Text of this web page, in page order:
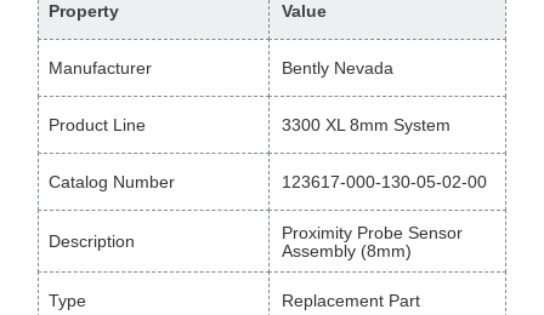
Property Value
Manufacturer Bently Nevada
Product Line 3300 XL 8mm System
Catalog Number 123617-000-130-05-02-00
Description
Proximity Probe Sensor
Assembly (8mm)
Type Replacement Part